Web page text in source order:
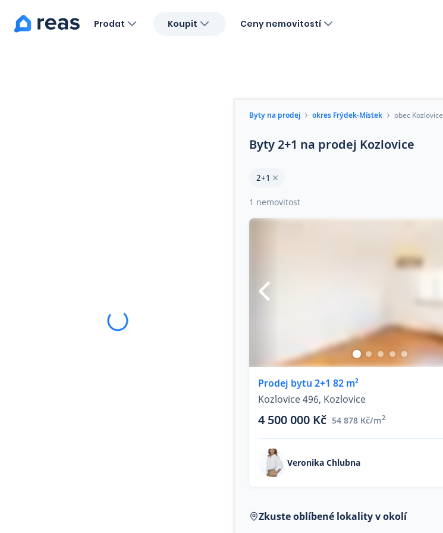
Prodat Koupit Ceny nemovitostí
Byty na prodej okres Frýdek-Místek obec Kozlovice
Byty 2+1 na prodej Kozlovice
2+1
1 nemovitost
Prodej bytu 2+1 82 m²
Kozlovice 496, Kozlovice
4 500 000 Kč 54 878 Kč/m2
Veronika Chlubna
Zkuste oblíbené lokality v okolí